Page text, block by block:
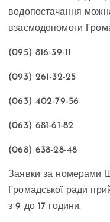
водопостачання
взаємодопомоги
(095) 816-39-11
(093) 261-32-25
(063) 402-79-56
(063) 681-61-82
(068) 638-28-48
Заявки за номерами
Громадської ради
з 9 до 17 години.